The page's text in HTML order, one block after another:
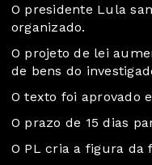
O presidente Lula
organizado.
O projeto de lei
de bens do
O texto foi aprovado
O prazo de 15 dias
O PL cria a figura da